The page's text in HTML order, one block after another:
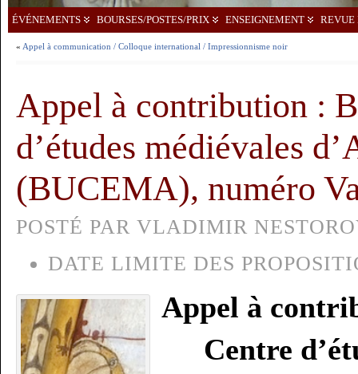
ÉVÉNEMENTS BOURSES/POSTES/PRIX ENSEIGNEMENT REVUE
« Appel à communication / Colloque international / Impressionnisme noir
Appel à contribution :
d’études médiévales
(BUCEMA), numéro
POSTÉ PAR VLADIMIR
DATE LIMITE DES
Appel à
Centre